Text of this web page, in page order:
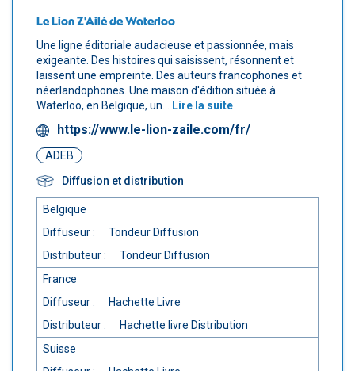
Le Lion Z'Ailé de Waterloo
Une ligne éditoriale audacieuse et passionnée, mais
exigeante. Des histoires qui saisissent, résonnent et
laissent une empreinte. Des auteurs francophones et
néerlandophones. Une maison d'édition située à
Waterloo, en Belgique, un...
Lire la suite
https://www.le-lion-zaile.com/fr/
ADEB
Diffusion et distribution
Belgique
Diffuseur :
Tondeur Diffusion
Distributeur :
Tondeur Diffusion
France
Diffuseur :
Hachette Livre
Distributeur :
Hachette livre Distribution
Suisse